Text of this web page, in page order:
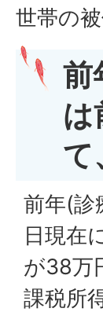
世帯の
前
は
て
前年(診
日現在
が38万
課税所